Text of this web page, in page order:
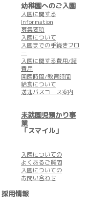
幼稚園へのご入園
入園に関する
Information
募集要項
入園について
入園までの手続きフロ
ー
入園に関する費用/諸
費用
開園時間/教育時間
給食について
送迎バスコース案内
未就園児預かり事
業
「スマイル」
入園についての
よくあるご質問
入園についての
お問い合わせ
採用情報